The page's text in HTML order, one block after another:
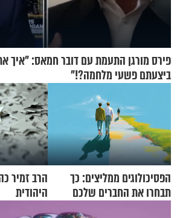
פירס מורגן התעמת עם דובר חמאס: "איך
ביצעתם פשעי מלחמה?!"
הפסיכולוגים ממליצים: כך
תבחרו את החברים שלכם
הרב זמיר
היהודית